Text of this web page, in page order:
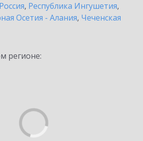
Россия, Республика Ингушетия,
Осетия - Алания, Чеченская
регионе: